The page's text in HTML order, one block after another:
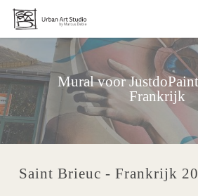
Skip
main
content
Mural voor
Frankrijk
Saint Brieuc - Frankrijk